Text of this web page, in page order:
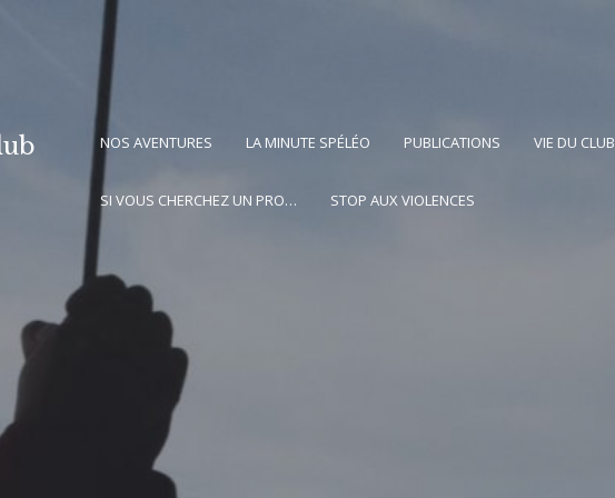
NOS AVENTURES LA MINUTE SPÉLÉO PUBLICATIONS VIE DU CLUB
SI VOUS CHERCHEZ UN PRO… STOP AUX VIOLENCES